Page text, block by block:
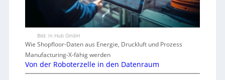
Bild: In.Hub GmbH
Wie Shopfloor-Daten aus Energie, Druckluft und Prozess
Manufacturing-X-fähig werden
Von der Roboterzelle in den Datenraum